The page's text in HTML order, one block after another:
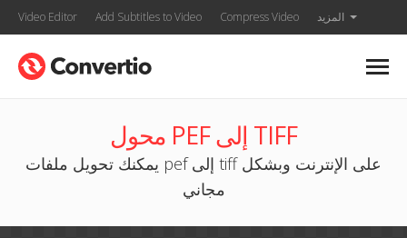
Video Editor Add Subtitles to Video Compress Video المزيد
محول PEF إلى TIFF
يمكنك تحويل ملفات pef إلى tiff على الإنترنت وبشكل
مجاني